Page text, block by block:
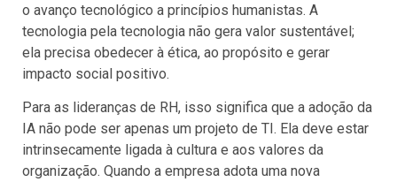
o avanço tecnológico a princípios humanistas. A
tecnologia pela tecnologia não gera valor sustentável;
ela precisa obedecer à ética, ao propósito e gerar
impacto social positivo.
Para as lideranças de RH, isso significa que a adoção da
IA não pode ser apenas um projeto de TI. Ela deve estar
intrinsecamente ligada à cultura e aos valores da
organização. Quando a empresa adota uma nova